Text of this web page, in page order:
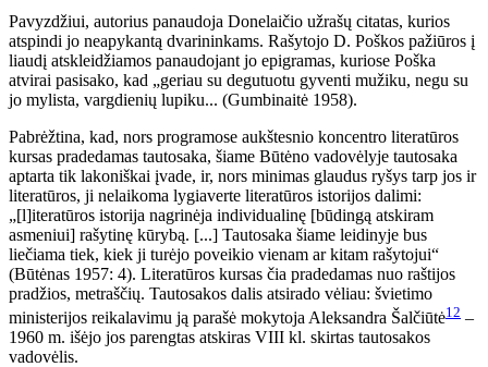
Pavyzdžiui, autorius panaudoja Donelaičio užrašų citatas, kurios
atspindi jo neapykantą dvarininkams. Rašytojo D. Poškos pažiūros į
liaudį atskleidžiamos panaudojant jo epigramas, kuriose Poška
atvirai pasisako, kad „geriau su degutuotu gyventi mužiku, negu su
jo mylista, vargdienių lupiku... (Gumbinaitė 1958).
Pabrėžtina, kad, nors programose aukštesnio koncentro literatūros
kursas pradedamas tautosaka, šiame Būtėno vadovėlyje tautosaka
aptarta tik lakoniškai įvade, ir, nors minimas glaudus ryšys tarp jos ir
literatūros, ji nelaikoma lygiaverte literatūros istorijos dalimi:
„[l]iteratūros istorija nagrinėja individualinę [būdingą atskiram
asmeniui] rašytinę kūrybą. [...] Tautosaka šiame leidinyje bus
liečiama tiek, kiek ji turėjo poveikio vienam ar kitam rašytojui“
(Būtėnas 1957: 4). Literatūros kursas čia pradedamas nuo raštijos
pradžios, metraščių. Tautosakos dalis atsirado vėliau: švietimo
ministerijos reikalavimu ją parašė mokytoja Aleksandra Šalčiūtė12 –
1960 m. išėjo jos parengtas atskiras VIII kl. skirtas tautosakos
vadovėlis.